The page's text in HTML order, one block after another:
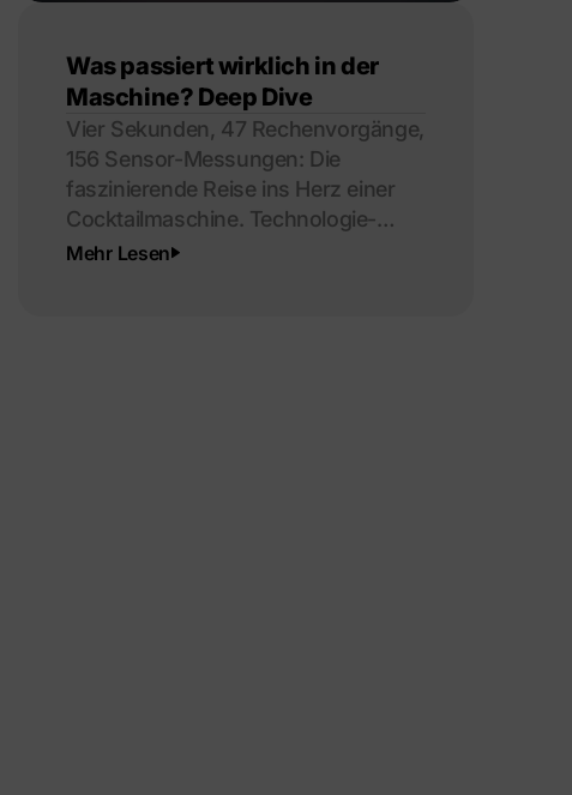
Was passiert wirklich in der
Maschine? Deep Dive
Vier Sekunden, 47 Rechenvorgänge,
156 Sensor-Messungen: Die
faszinierende Reise ins Herz einer
Cocktailmaschine. Technologie-
Secrets enthüllt.
Mehr Lesen